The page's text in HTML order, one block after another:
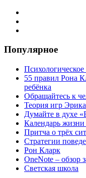
Популярное
55 правил Рона
ребёнка
Обращайтесь к
Теория игр
Думайте в духе
Календарь жизни
Притча о трёх
Стратегии
Рон Кларк
OneNote – обзор
Светская школа